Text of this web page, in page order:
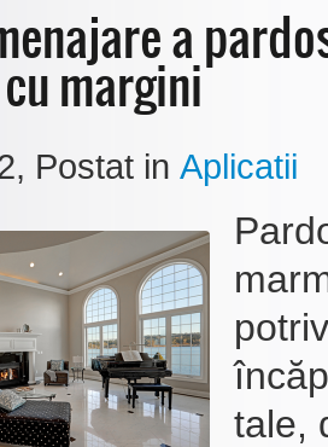
a
margini
, Postat in Aplicatii
tale,